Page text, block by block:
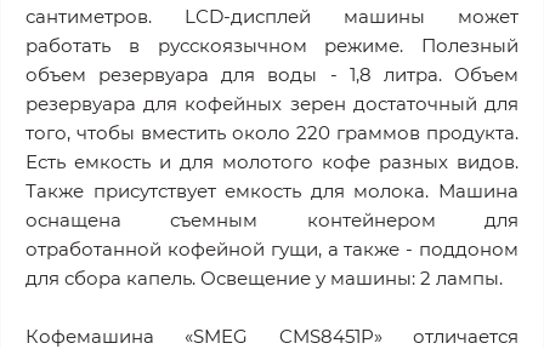
сантиметров. LСD-дисплей машины может
работать в русскоязычном режиме. Полезный
объем резервуара для воды - 1,8 литра. Объем
резервуара для кофейных зерен достаточный для
того, чтобы вместить около 220 граммов продукта.
Есть емкость и для молотого кофе разных видов.
Также присутствует емкость для молока. Машина
оснащена съемным контейнером для
отработанной кофейной гущи, а также - поддоном
для сбора капель. Освещение у машины: 2 лампы.
Кофемашина «SMEG CMS8451P» отличается